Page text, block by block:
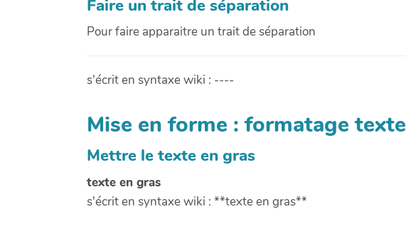
Faire un trait de séparation
Pour faire apparaitre un trait de séparation
s'écrit en syntaxe wiki : ----
Mise en forme : formatage texte
Mettre le texte en gras
texte en gras
s'écrit en syntaxe wiki : **texte en gras**